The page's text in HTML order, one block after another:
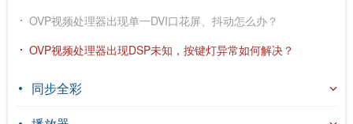
OVP视频处理器出现单一DVI口花屏、抖动怎么办？
OVP视频处理器出现DSP未知，按键灯异常如何解决？
同步全彩